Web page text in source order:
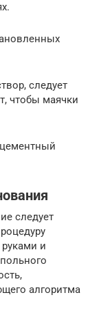
следует
чтобы маячки
следует
и
алгоритма